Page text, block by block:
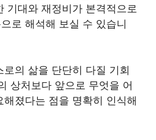
기대와 재정비가 본격적으로
로 해석해 보실 수 있습니
의 삶을 단단히 다질 기회
상처보다 앞으로 무엇을 어
졌다는 점을 명확히 인식해